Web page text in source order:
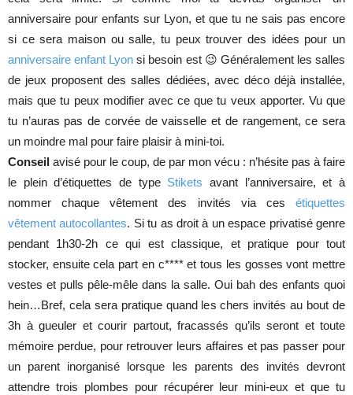
anniversaire pour enfants sur Lyon, et que tu ne sais pas encore
si ce sera maison ou salle, tu peux trouver des idées pour un
anniversaire enfant Lyon si besoin est 😉 Généralement les salles
de jeux proposent des salles dédiées, avec déco déjà installée,
mais que tu peux modifier avec ce que tu veux apporter. Vu que
tu n’auras pas de corvée de vaisselle et de rangement, ce sera
un moindre mal pour faire plaisir à mini-toi.
Conseil avisé pour le coup, de par mon vécu : n’hésite pas à faire
le plein d’étiquettes de type Stikets avant l’anniversaire, et à
nommer chaque vêtement des invités via ces étiquettes
vêtement autocollantes. Si tu as droit à un espace privatisé genre
pendant 1h30-2h ce qui est classique, et pratique pour tout
stocker, ensuite cela part en c**** et tous les gosses vont mettre
vestes et pulls pêle-mêle dans la salle. Oui bah des enfants quoi
hein…Bref, cela sera pratique quand les chers invités au bout de
3h à gueuler et courir partout, fracassés qu’ils seront et toute
mémoire perdue, pour retrouver leurs affaires et pas passer pour
un parent inorganisé lorsque les parents des invités devront
attendre trois plombes pour récupérer leur mini-eux et que tu